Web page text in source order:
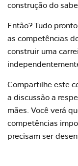
construção do
Então? Tudo
as competências
construir uma
Compartilhe este
a discussão a
mães. Você verá
competências
precisam ser